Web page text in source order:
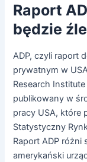
Raport
będzie
ADP, czyli raport
prywatnym w
Research
publikowany w
pracy USA, które
Statystyczny
Raport ADP
amerykański